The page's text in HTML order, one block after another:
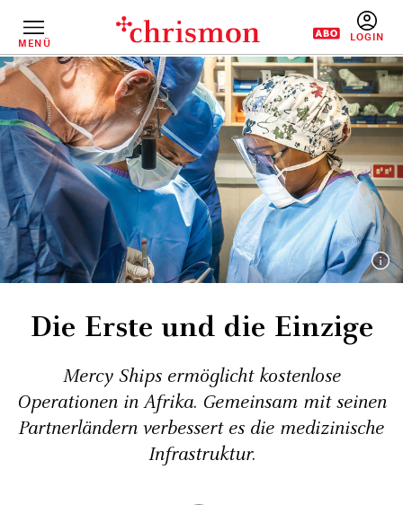
InhaltMENÜ
Die Erste und die Einzige
Mercy Ships ermöglicht kostenlose
Operationen in Afrika. Gemeinsam mit seinen
Partnerländern verbessert es die medizinische
Infrastruktur.